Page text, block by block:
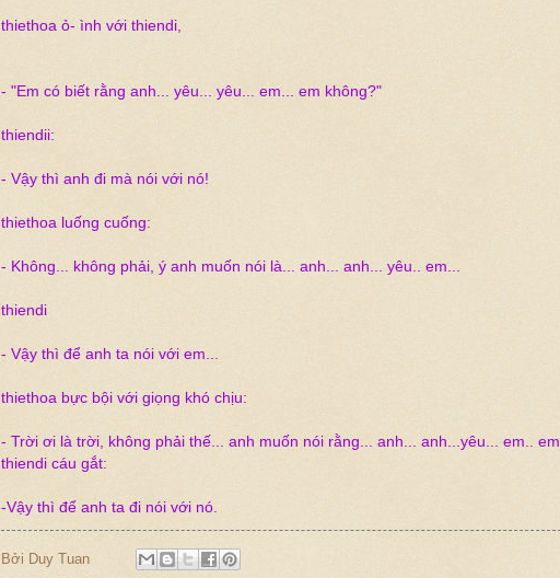
thiethoa ỏ- ình với thiendi,
- "Em có biết rằng anh... yêu... yêu... em... em không?"
thiendii:
- Vậy thì anh đi mà nói với nó!
thiethoa luống cuống:
- Không... không phải, ý anh muốn nói là... anh... anh... yêu.. em...
thiendi
- Vậy thì để anh ta nói với em...
thiethoa bực bội với giọng khó chịu:
- Trời ơi là trời, không phải thế... anh muốn nói rằng... anh... anh...yêu... em.. em
thiendi cáu gắt:
-Vậy thì để anh ta đi nói với nó.
Bởi Duy Tuan